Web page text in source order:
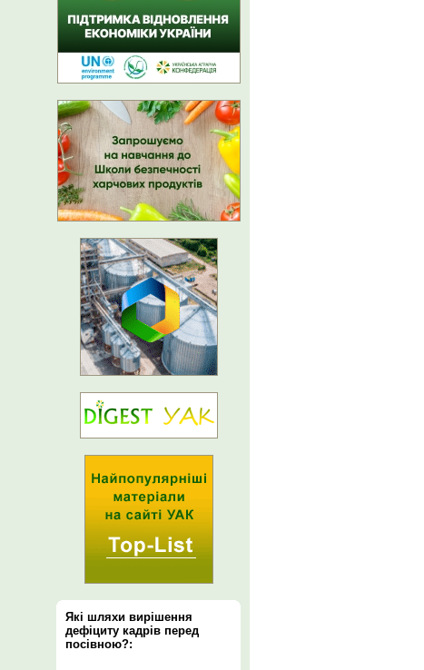
Які шляхи вирішення
дефіциту кадрів перед
посівною?: